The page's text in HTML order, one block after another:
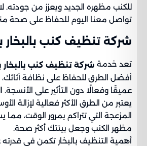
للكنب مظهره الجديد ويعزز من جودته. لا
تواصل معنا اليوم للحفاظ على صحة
شركة تنظيف كنب بالبخار
تعد خدمة شركة تنظيف كنب بالبخار
أفضل الطرق للحفاظ على نظافة
عميقًا وفعالًا دون التأثير على الأنسجة.
يعتبر من الطرق الأكثر فعالية لإزالة
المزعجة التي تتراكم بمرور الوقت،
مظهر الكنب وجعل بيئتك أكثر صحة.
أهمية التنظيف بالبخار تكمن في